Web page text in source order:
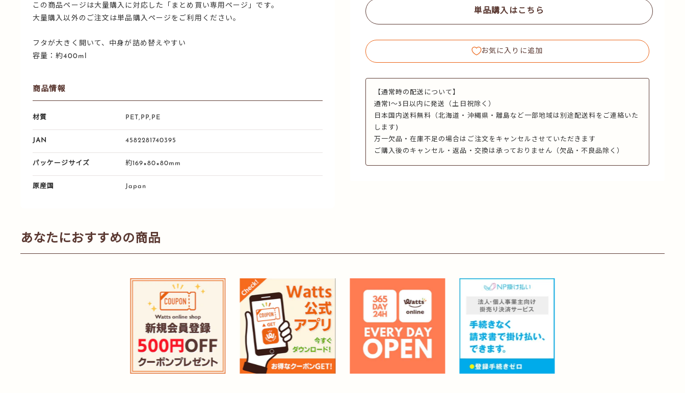
単品購入はこちら
お気に入りに追加
【通常時の配送について】
通常1～3日以内に発送（土日祝除く）
日本国内送料無料（北海道・沖縄県・離島など一部地域は別途配送料をご連絡いた
します)
万一欠品・在庫不足の場合はご注文をキャンセルさせていただきます
ご購入後のキャンセル・返品・交換は承っておりません（欠品・不良品除く）
この商品ページは大量購入に対応した「まとめ買い専用ページ」です。
大量購入以外のご注文は単品購入ページをご利用ください。
フタが大きく開いて、中身が詰め替えやすい
容量：約400ml
商品情報
材質 PET,PP,PE
JAN 4582281740395
パッケージサイズ 約169×80×80mm
原産国 Japan
あなたにおすすめの商品